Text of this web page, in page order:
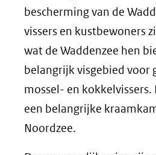
bescherming van de
vissers en kustbewoners
wat de Waddenzee hen
belangrijk visgebied voor
mossel- en
een belangrijke
Noordzee.